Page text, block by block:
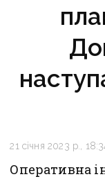
21 січня 2023 р.,
Оперативна